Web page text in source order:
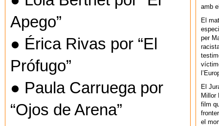
Apego”
● Érica Rivas por “El
Prófugo”
● Paula Carruega por
“Ojos de Arena”
amb
El
per
El
Millor
film
el